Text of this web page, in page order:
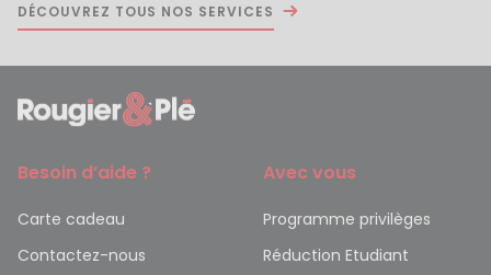
DÉCOUVREZ TOUS NOS SERVICES
Besoin d’aide ?
Carte cadeau
Contactez-nous
Avec vous
Programme privilèges
Réduction Etudiant